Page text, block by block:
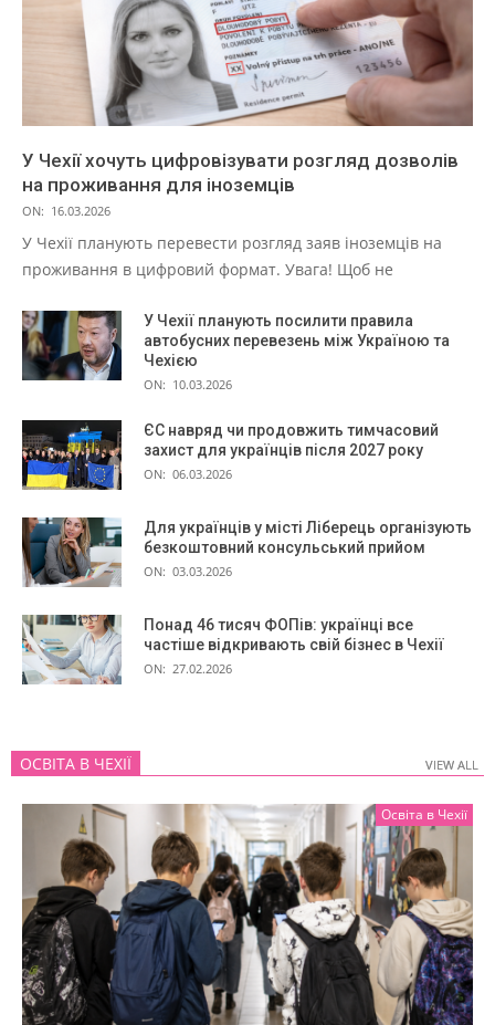
У Чехії хочуть цифровізувати розгляд дозволів
на проживання для іноземців
ON: 16.03.2026
У Чехії планують перевести розгляд заяв іноземців на
проживання в цифровий формат. Увага! Щоб не
У Чехії планують посилити правила
автобусних перевезень між Україною та
Чехією
ON: 10.03.2026
ЄС навряд чи продовжить тимчасовий
захист для українців після 2027 року
ON: 06.03.2026
Для українців у місті Ліберець організують
безкоштовний консульський прийом
ON: 03.03.2026
Понад 46 тисяч ФОПів: українці все
частіше відкривають свій бізнес в Чехії
ON: 27.02.2026
ОСВІТА В ЧЕХІЇ VIEW ALL
Освіта в Чехії
VIEW ALL